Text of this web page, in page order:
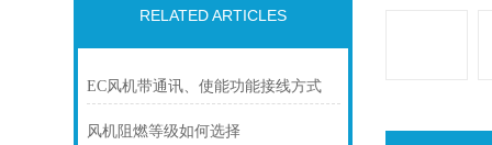
RELATED ARTICLES
EC风机带通讯、使能功能接线方式
风机阻燃等级如何选择